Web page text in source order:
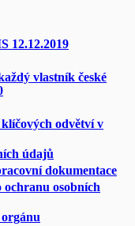
12.12.2019
vlastník české
odvětví v
údajů
dokumentace
osobních